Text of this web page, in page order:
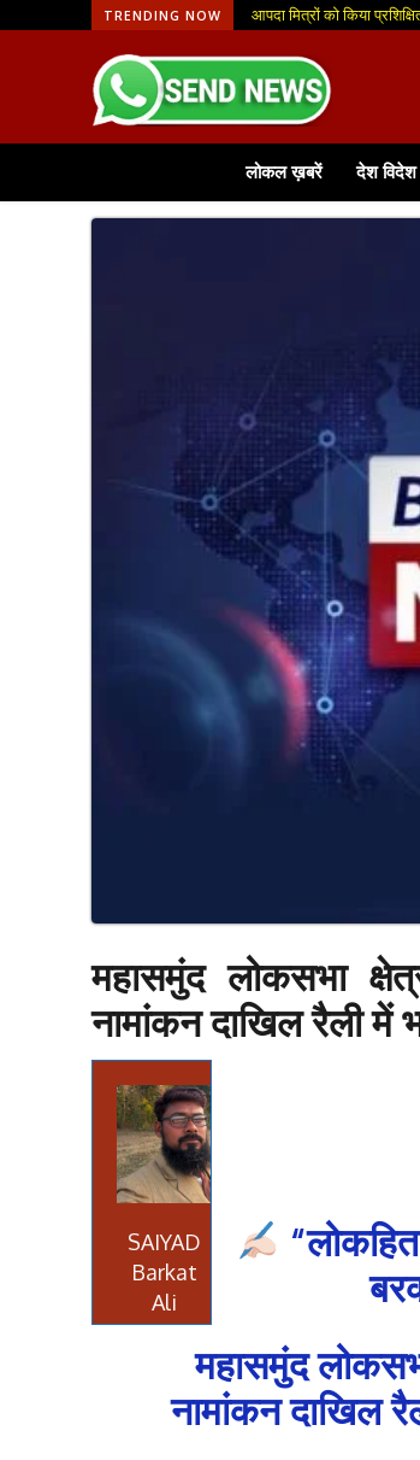
TRENDING NOW आपदा मित्रों को किया प्रशिक्षित
डीएवी मुख्यमंत्री पब्लिक
लोकल ख़बरें देश विदेश
महासमुंद लोकसभा
नामांकन दाखिल रैली में
SAIYAD
Barkat
Ali
महासमुंद
नामांकन दाखिल